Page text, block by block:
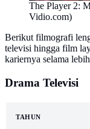
The Player 2:
Vidio.com)
Berikut filmografi
televisi hingga film
kariernya selama
Drama Televisi
TAHUN